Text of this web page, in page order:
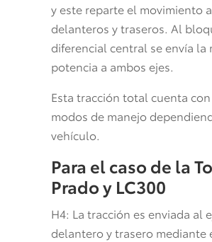
y este reparte el movimiento
delanteros y traseros. Al
diferencial central se envía la
potencia a ambos ejes.
Esta tracción total cuenta
modos de manejo
vehículo.
Para el caso de la
Prado y LC300
H4: La tracción es enviada al
delantero y trasero mediante